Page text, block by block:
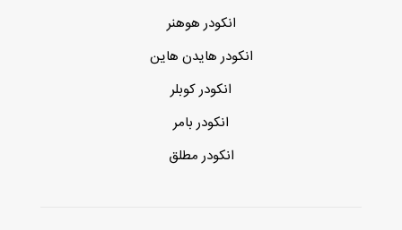
انکودر هوهنر
انکودر هایدن هاین
انکودر کوبلر
انکودر بامر
انکودر مطلق